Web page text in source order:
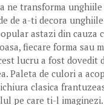
ne transforma
de a-ti decora
astazi din cauza
fiecare forma sau
lucru a fost dovedit
Paleta de culori a
clasica
pe care ti-l